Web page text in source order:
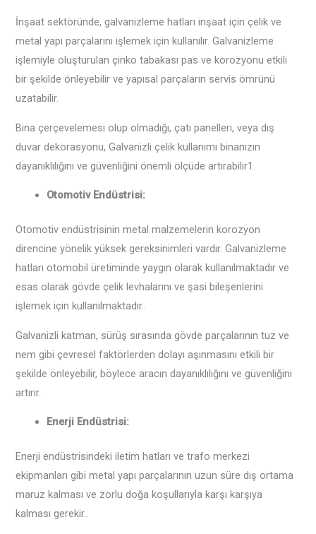
İnşaat sektöründe, galvanizleme hatları inşaat için çelik ve
metal yapı parçalarını işlemek için kullanılır. Galvanizleme
işlemiyle oluşturulan çinko tabakası pas ve korozyonu etkili
bir şekilde önleyebilir ve yapısal parçaların servis ömrünü
uzatabilir.
Bina çerçevelemesi olup olmadığı, çatı panelleri, veya dış
duvar dekorasyonu, Galvanizli çelik kullanımı binanızın
dayanıklılığını ve güvenliğini önemli ölçüde artırabilir‌1.
‌Otomotiv Endüstrisi‌:
Otomotiv endüstrisinin metal malzemelerin korozyon
direncine yönelik yüksek gereksinimleri vardır. Galvanizleme
hatları otomobil üretiminde yaygın olarak kullanılmaktadır ve
esas olarak gövde çelik levhalarını ve şasi bileşenlerini
işlemek için kullanılmaktadır..
Galvanizli katman, sürüş sırasında gövde parçalarının tuz ve
nem gibi çevresel faktörlerden dolayı aşınmasını etkili bir
şekilde önleyebilir, böylece aracın dayanıklılığını ve güvenliğini
artırır.
Enerji Endüstrisi‌:
Enerji endüstrisindeki iletim hatları ve trafo merkezi
ekipmanları gibi metal yapı parçalarının uzun süre dış ortama
maruz kalması ve zorlu doğa koşullarıyla karşı karşıya
kalması gerekir..